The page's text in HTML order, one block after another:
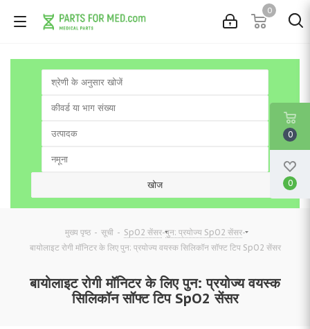
0
मुख्य पृष्ठ - सूची - SpO2 सेंसर-पुन: प्रयोज्य SpO2 सेंसर-
बायोलाइट रोगी मॉनिटर के लिए पुन: प्रयोज्य वयस्क सिलिकॉन सॉफ्ट टिप SpO2 सेंसर
बायोलाइट रोगी मॉनिटर के लिए पुन: प्रयोज्य वयस्क
सिलिकॉन सॉफ्ट टिप SpO2 सेंसर
0
0